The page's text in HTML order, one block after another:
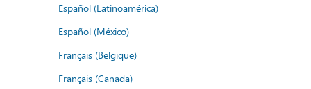
Español (Latinoamérica)
Español (México)
Français (Belgique)
Français (Canada)